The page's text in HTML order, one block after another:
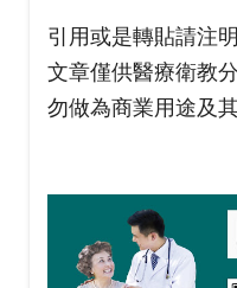
引用或是轉貼請注
文章僅供醫療衛教
勿做為商業用途及